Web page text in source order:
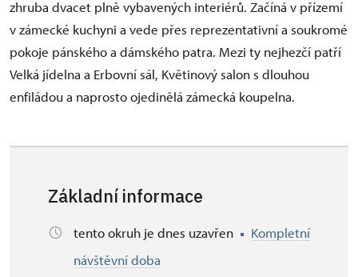
zhruba dvacet plně vybavených interiérů. Začíná v přízemí
v zámecké kuchyni a vede přes reprezentativní a soukromé
pokoje pánského a dámského patra. Mezi ty nejhezčí patří
Velká jídelna a Erbovní sál, Květinový salon s dlouhou
enfiládou a naprosto ojedinělá zámecká koupelna.
Základní informace
tento okruh je dnes uzavřen
Kompletní
návštěvní doba